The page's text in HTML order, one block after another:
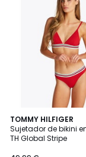
TOMMY HILFIGER
Sujetador de bikini
TH Global Stripe
5
/
5